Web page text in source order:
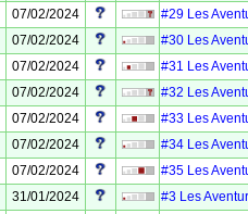
07/02/2024
#29 Les
07/02/2024
#30 Les
07/02/2024
#31 Les
07/02/2024
#32 Les
07/02/2024
#33 Les
07/02/2024
#34 Les
07/02/2024
#35 Les
31/01/2024
#3 Les